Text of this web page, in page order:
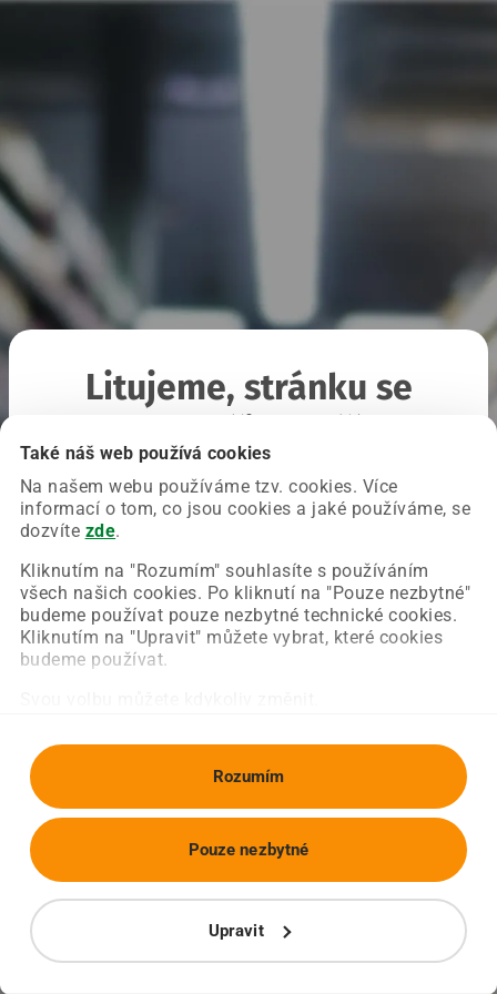
Také náš web používá cookies
Na našem webu používáme tzv. cookies. Více
informací o tom, co jsou cookies a jaké používáme, se
dozvíte zde.
Kliknutím na "Rozumím" souhlasíte s používáním
všech našich cookies. Po kliknutí na "Pouze nezbytné"
budeme používat pouze nezbytné technické cookies.
Kliknutím na "Upravit" můžete vybrat, které cookies
budeme používat.
Rozumím
Upravit
Pouze nezbytné
Litujeme, stránku se
Chyba nastala na naší straně a už ji opravujeme.
Zkuste prosím znovu načíst požadovanou stránku.
Obnovit stránku Úvodní strana